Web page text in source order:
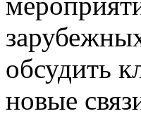
обсудить
новые